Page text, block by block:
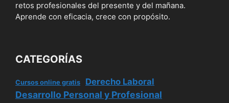
retos profesionales del presente y del mañana.
Aprende con eficacia, crece con propósito.
CATEGORÍAS
Cursos online gratis Derecho Laboral
Desarrollo Personal y Profesional